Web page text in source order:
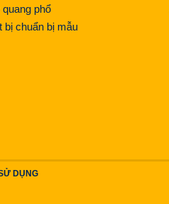
phổ
bị chuẩn bị mẫu
DỤNG